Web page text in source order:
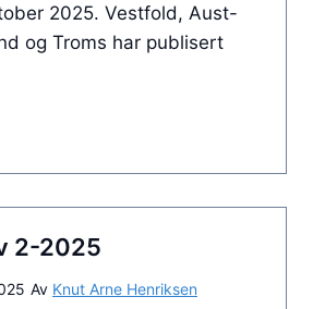
2025. Vestfold, Aust-
og Troms har publisert
2-2025
Av Knut Arne Henriksen